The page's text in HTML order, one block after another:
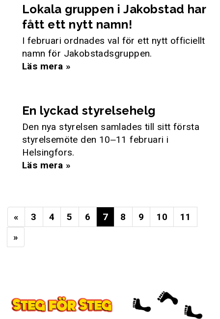
Lokala gruppen i Jakobstad har
fått ett nytt namn!
I februari ordnades val för ett nytt officiellt
namn för Jakobstadsgruppen.
Läs mera »
En lyckad styrelsehelg
Den nya styrelsen samlades till sitt första
styrelsemöte den 10‒11 februari i
Helsingfors.
Läs mera »
« 3 4 5 6 7 8 9 10
11
»